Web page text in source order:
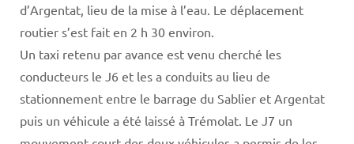
d’Argentat, lieu de la mise à l’eau. Le déplacement
routier s’est fait en 2 h 30 environ.
Un taxi retenu par avance est venu cherché les
conducteurs le J6 et les a conduits au lieu de
stationnement entre le barrage du Sablier et Argentat
puis un véhicule a été laissé à Trémolat. Le J7 un